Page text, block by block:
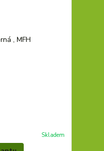
Skladem